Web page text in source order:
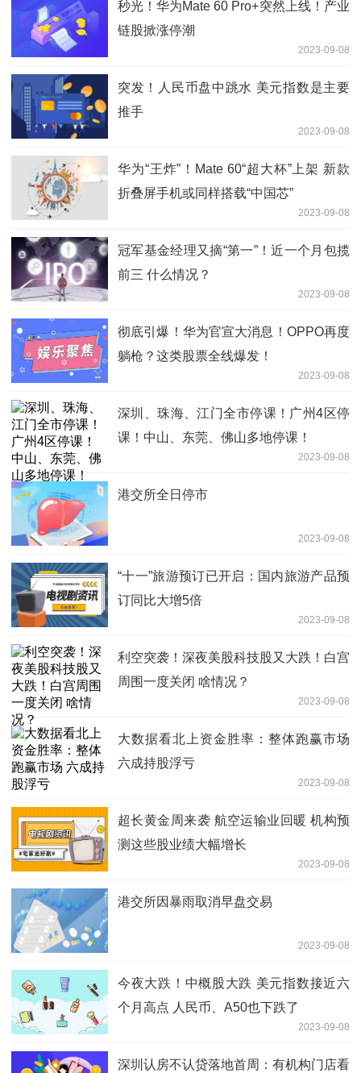
秒光！华为Mate 60 Pro+突然上线！产业
链股掀涨停潮
2023-09-08
突发！人民币盘中跳水 美元指数是主要
推手
2023-09-08
华为“王炸”！Mate 60“超大杯”上架 新款
折叠屏手机或同样搭载“中国芯”
2023-09-08
冠军基金经理又摘“第一”！近一个月包揽
前三 什么情况？
2023-09-08
彻底引爆！华为官宣大消息！OPPO再度
躺枪？这类股票全线爆发！
2023-09-08
深圳、珠海、江门全市停课！广州4区停
课！中山、东莞、佛山多地停课！
2023-09-08
港交所全日停市
2023-09-08
“十一”旅游预订已开启：国内旅游产品预
订同比大增5倍
2023-09-08
利空突袭！深夜美股科技股又大跌！白宫
周围一度关闭 啥情况？
2023-09-08
大数据看北上资金胜率：整体跑赢市场
六成持股浮亏
2023-09-08
超长黄金周来袭 航空运输业回暖 机构预
测这些股业绩大幅增长
2023-09-08
港交所因暴雨取消早盘交易
2023-09-08
今夜大跌！中概股大跌 美元指数接近六
个月高点 人民币、A50也下跌了
2023-09-08
深圳认房不认贷落地首周：有机构门店看